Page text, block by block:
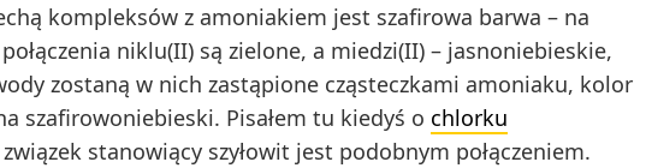
kompleksów z amoniakiem jest szafirowa barwa – na
niklu(II) są zielone, a miedzi(II) – jasnoniebieskie,
zostaną w nich zastąpione cząsteczkami amoniaku, kolor
szafirowoniebieski. Pisałem tu kiedyś o chlorku
związek stanowiący szyłowit jest podobnym połączeniem.